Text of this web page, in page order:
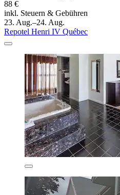
88 €
inkl. Steuern & Gebühren
23. Aug.–24. Aug.
Repotel Henri IV Québec